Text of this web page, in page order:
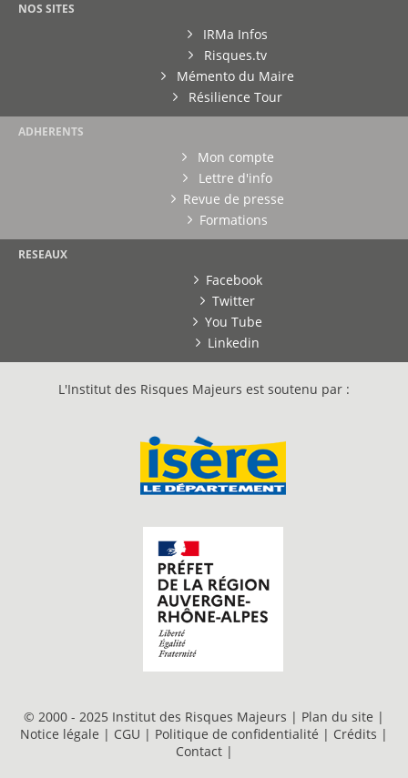
NOS SITES
IRMa Infos
Risques.tv
Mémento du Maire
Résilience Tour
ADHERENTS
Mon compte
Lettre d'info
Revue de presse
Formations
RESEAUX
Facebook
Twitter
You Tube
Linkedin
L'Institut des Risques Majeurs est soutenu par :
© 2000 - 2025 Institut des Risques Majeurs | Plan du site |
Notice légale | CGU | Politique de confidentialité | Crédits |
Contact |